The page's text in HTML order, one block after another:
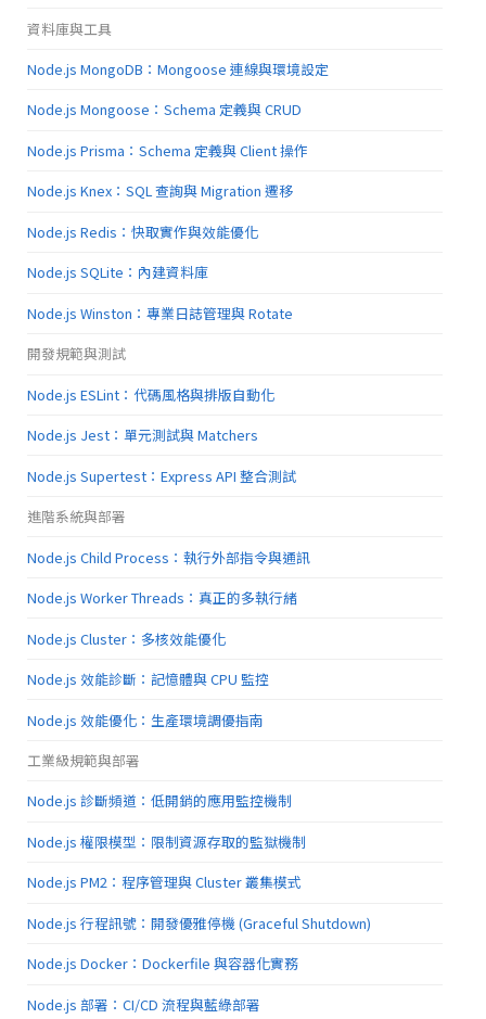
資料庫與工具
Node.js MongoDB：Mongoose 連線與環境設定
Node.js Mongoose：Schema 定義與 CRUD
Node.js Prisma：Schema 定義與 Client 操作
Node.js Knex：SQL 查詢與 Migration 遷移
Node.js Redis：快取實作與效能優化
Node.js SQLite：內建資料庫
Node.js Winston：專業日誌管理與 Rotate
開發規範與測試
Node.js ESLint：代碼風格與排版自動化
Node.js Jest：單元測試與 Matchers
Node.js Supertest：Express API 整合測試
進階系統與部署
Node.js Child Process：執行外部指令與通訊
Node.js Worker Threads：真正的多執行緒
Node.js Cluster：多核效能優化
Node.js 效能診斷：記憶體與 CPU 監控
Node.js 效能優化：生產環境調優指南
工業級規範與部署
Node.js 診斷頻道：低開銷的應用監控機制
Node.js 權限模型：限制資源存取的監獄機制
Node.js PM2：程序管理與 Cluster 叢集模式
Node.js 行程訊號：開發優雅停機 (Graceful Shutdown)
Node.js Docker：Dockerfile 與容器化實務
Node.js 部署：CI/CD 流程與藍綠部署